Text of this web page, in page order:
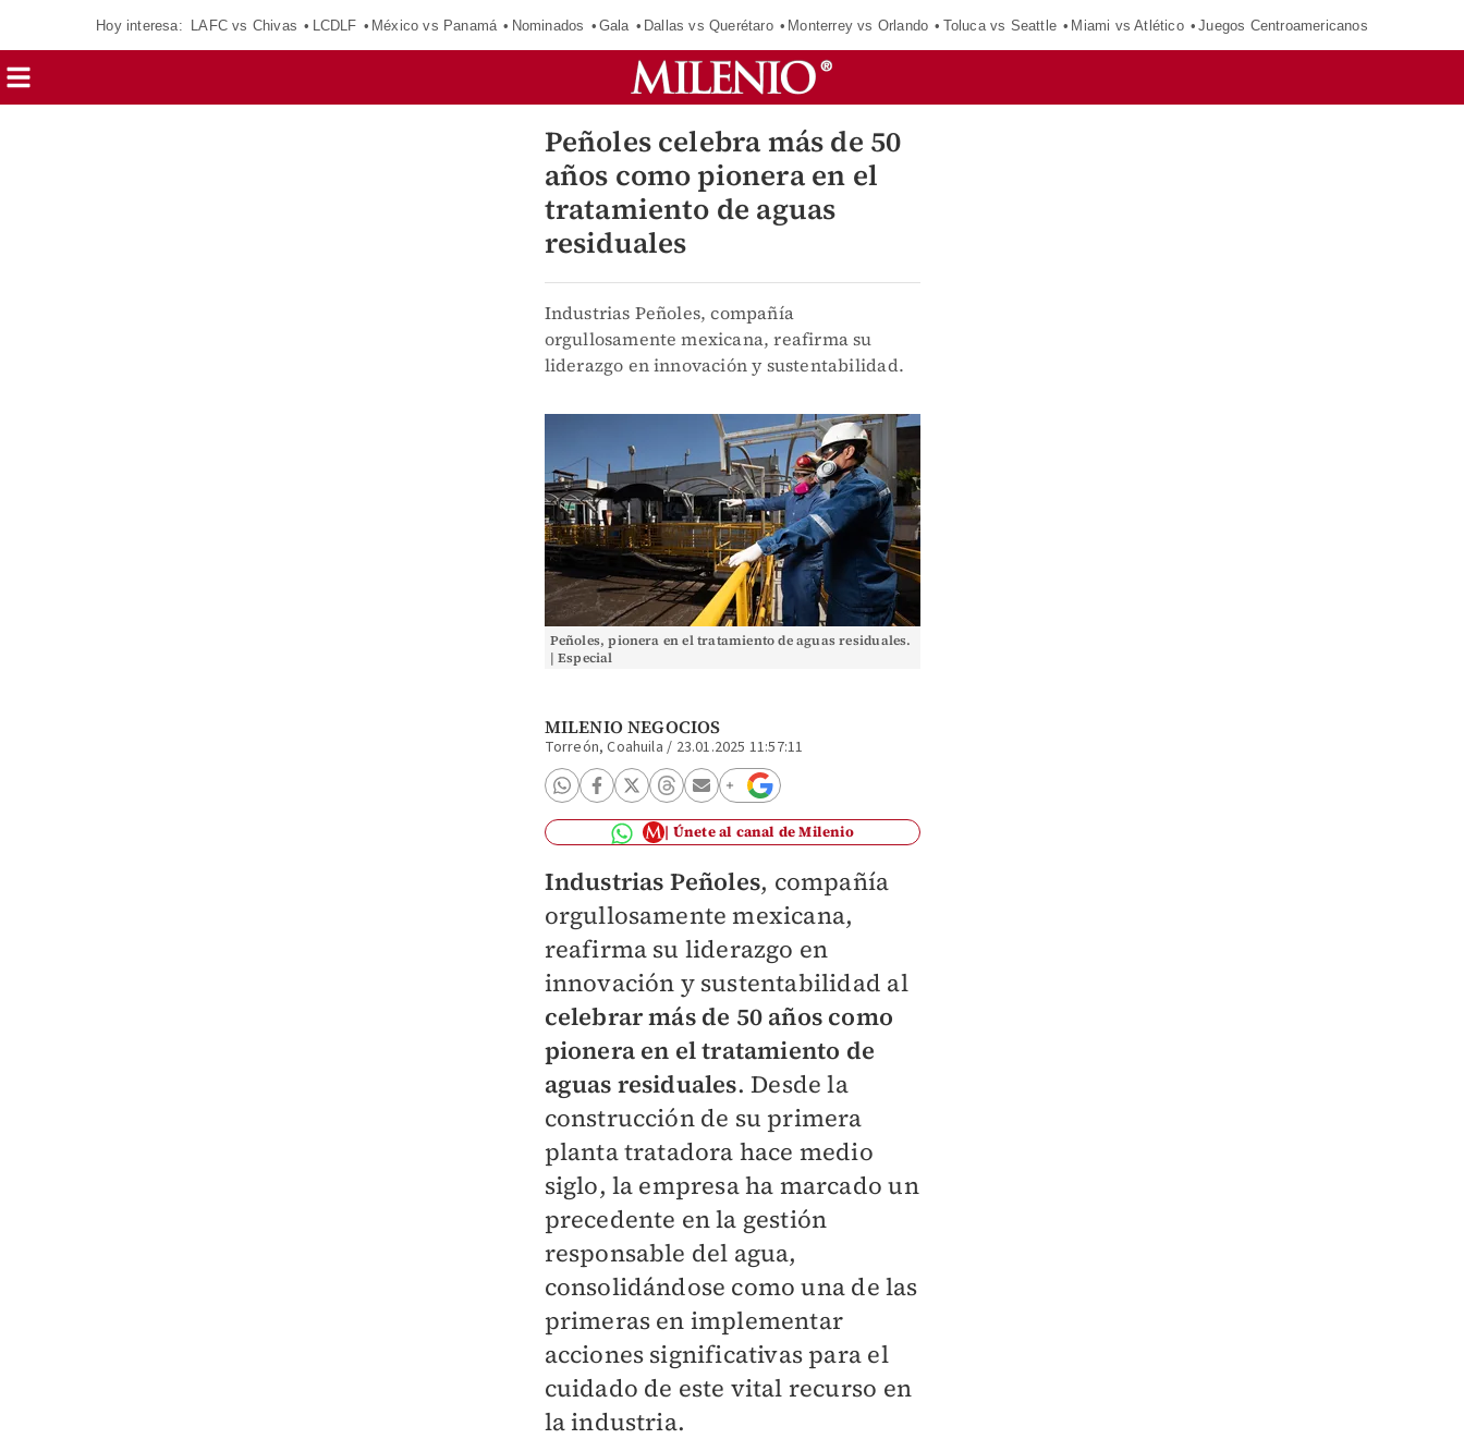
Hoy interesa: LAFC vs Chivas LCDLF México vs Panamá Nominados Gala Dallas vs Querétaro Monterrey vs Orlando Toluca vs Seattle Miami vs Atlético Juegos Centroamericanos
Peñoles celebra más de 50
años como pionera en el
tratamiento de aguas
residuales
Industrias Peñoles, compañía
orgullosamente mexicana, reafirma su
liderazgo en innovación y sustentabilidad.
Peñoles, pionera en el tratamiento de aguas residuales.
| Especial
MILENIO NEGOCIOS
Torreón, Coahuila / 23.01.2025 11:57:11
Únete al canal de Milenio
Industrias Peñoles, compañía
orgullosamente mexicana,
reafirma su liderazgo en
innovación y sustentabilidad al
celebrar más de 50 años como
pionera en el tratamiento de
aguas residuales. Desde la
construcción de su primera
planta tratadora hace medio
siglo, la empresa ha marcado un
precedente en la gestión
responsable del agua,
consolidándose como una de las
primeras en implementar
acciones significativas para el
cuidado de este vital recurso en
la industria.